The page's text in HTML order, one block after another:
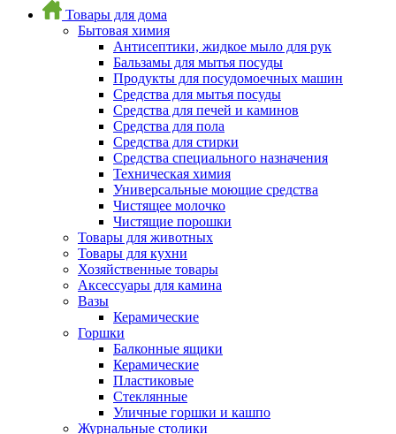
Товары для дома
Бытовая химия
Антисептики, жидкое мыло для рук
Бальзамы для мытья посуды
Продукты для посудомоечных машин
Средства для мытья посуды
Средства для печей и каминов
Средства для пола
Средства для стирки
Средства специального назначения
Техническая химия
Универсальные моющие средства
Чистящее молочко
Чистящие порошки
Товары для животных
Товары для кухни
Хозяйственные товары
Аксессуары для камина
Вазы
Керамические
Горшки
Балконные ящики
Керамические
Пластиковые
Стеклянные
Уличные горшки и кашпо
Журнальные столики